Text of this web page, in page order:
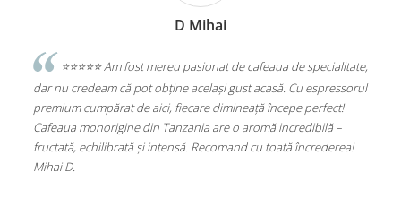
de specialitate,
espressorul
perfect!
–
încrederea!
Levente Gothard
⭐️⭐️⭐️⭐️⭐️Excelent
Statie de Calcat Polti Vaporella 535 Eco Pro, Talpa
Aluminiu, 1750 W, 0.9 l, 4 Bar, 90 gr/min, Alb/Gri
(PLEU0188)